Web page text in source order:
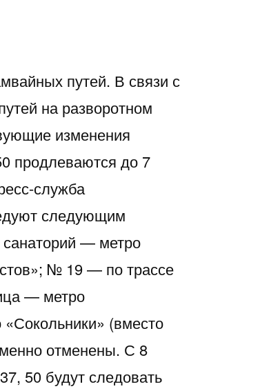
путей. В связи с
на разворотном
изменения
продлеваются до 7
служба
следующим
— метро
№ 19 — по трассе
— метро
(вместо
отменены. С 8
50 будут следовать